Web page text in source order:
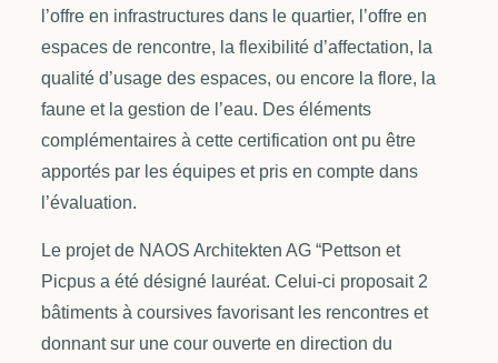
l’offre en infrastructures dans le quartier, l’offre en
espaces de rencontre, la flexibilité d’affectation, la
qualité d’usage des espaces, ou encore la flore, la
faune et la gestion de l’eau. Des éléments
complémentaires à cette certification ont pu être
apportés par les équipes et pris en compte dans
l’évaluation.
Le projet de NAOS Architekten AG “Pettson et
Picpus a été désigné lauréat. Celui-ci proposait 2
bâtiments à coursives favorisant les rencontres et
donnant sur une cour ouverte en direction du